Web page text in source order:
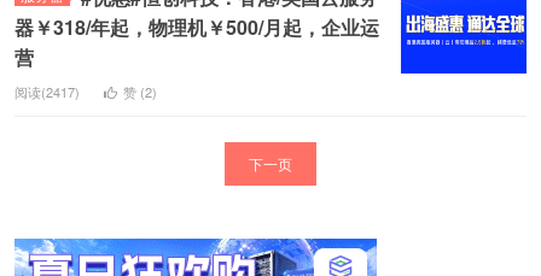
器￥318/年起，物理机￥500/月起，企业运
营
阅读(2417) 赞 (2)
下一页